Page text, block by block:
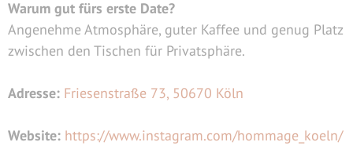
Warum gut fürs erste Date?
Angenehme Atmosphäre, guter Kaffee und genug Platz
zwischen den Tischen für Privatsphäre.
Adresse: Friesenstraße 73, 50670 Köln
Website: https://www.instagram.com/hommage_koeln/